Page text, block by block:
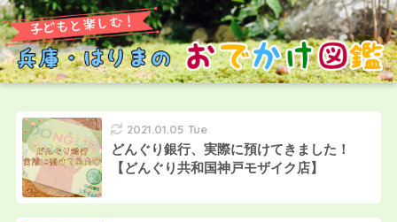
2021.01.05 Tue
どんぐり銀行、実際に預けてきました！
【どんぐり共和国神戸モザイク店】